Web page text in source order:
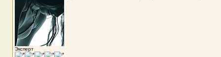
Эксперт